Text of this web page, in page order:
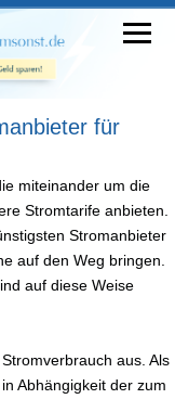
für
miteinander um die
Stromtarife anbieten.
Stromanbieter
auf den Weg bringen.
auf diese Weise
aus. Als
Abhängigkeit der zum